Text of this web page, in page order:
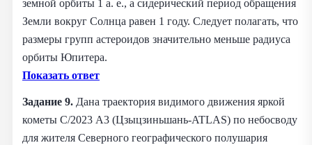
земной орбиты 1 а. е., а сидерический период обращения
Земли вокруг Солнца равен 1 году. Следует полагать, что
размеры групп астероидов значительно меньше радиуса
орбиты Юпитера.
Показать ответ
Задание 9. Дана траектория видимого движения яркой
кометы C/2023 A3 (Цзыцзиньшань‑ATLAS) по небосводу
для жителя Северного географического полушария